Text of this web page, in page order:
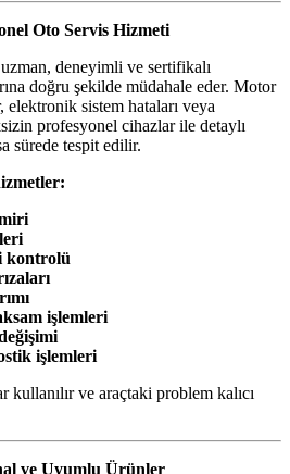
Oto Servis Hizmeti
deneyimli ve sertifikalı
doğru şekilde müdahale eder. Motor
elektronik sistem hataları veya
profesyonel cihazlar ile detaylı
sürede tespit edilir.
kontrolü
işlemleri
işlemleri
ve araçtaki problem kalıcı
ve Uyumlu Ürünler